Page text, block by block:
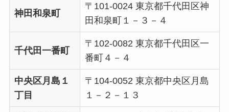
神田和泉町
〒101-0024 東京都千代田区神
田和泉町１－３－４
千代田一番町
〒102-0082 東京都千代田区一
番町４－４
中央区月島１
丁目
〒104-0052 東京都中央区月島
１－２－１３